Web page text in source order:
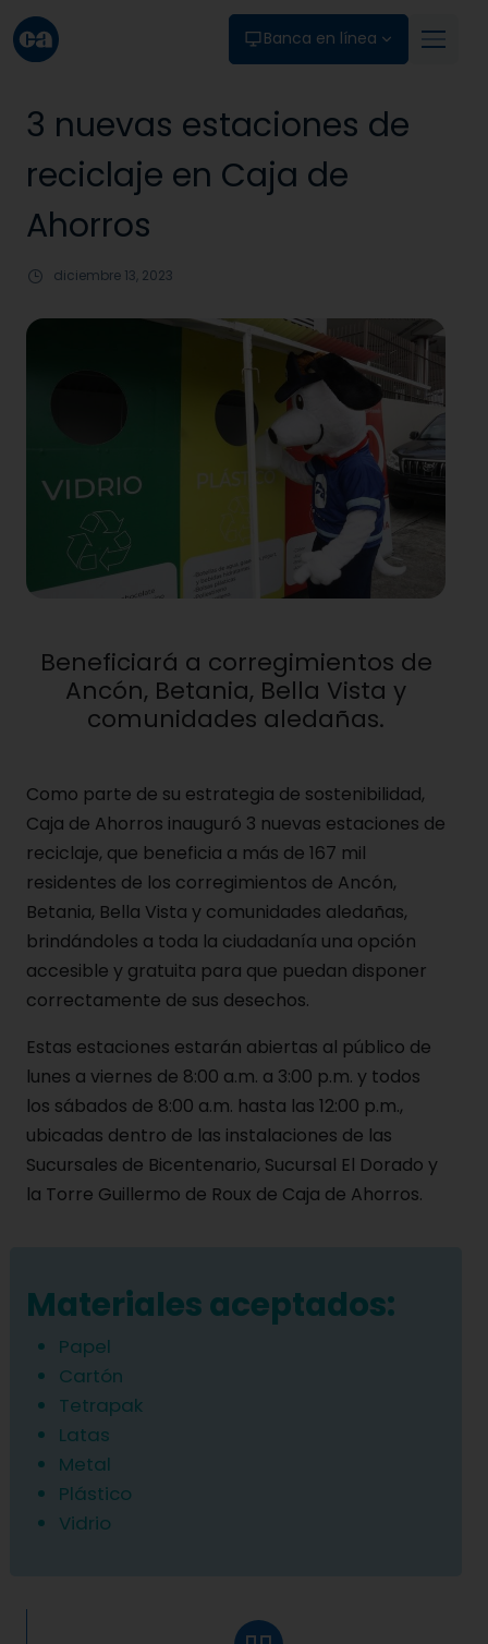
Banca en línea
3 nuevas estaciones de
reciclaje en Caja de
Ahorros
diciembre 13, 2023
Beneficiará a corregimientos de
Ancón, Betania, Bella Vista y
comunidades aledañas.
Como parte de su estrategia de sostenibilidad,
Caja de Ahorros inauguró 3 nuevas estaciones de
reciclaje, que beneficia a más de 167 mil
residentes de los corregimientos de Ancón,
Betania, Bella Vista y comunidades aledañas,
brindándoles a toda la ciudadanía una opción
accesible y gratuita para que puedan disponer
correctamente de sus desechos.
Estas estaciones estarán abiertas al público de
lunes a viernes de 8:00 a.m. a 3:00 p.m. y todos
los sábados de 8:00 a.m. hasta las 12:00 p.m.,
ubicadas dentro de las instalaciones de las
Sucursales de Bicentenario, Sucursal El Dorado y
la Torre Guillermo de Roux de Caja de Ahorros.
Materiales aceptados:
Papel
Cartón
Tetrapak
Latas
Metal
Plástico
Vidrio